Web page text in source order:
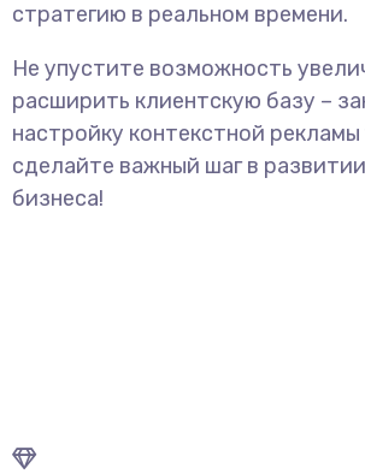
стратегию в реальном времени.
Не упустите возможность
расширить клиентскую базу –
настройку контекстной
сделайте важный шаг в
бизнеса!